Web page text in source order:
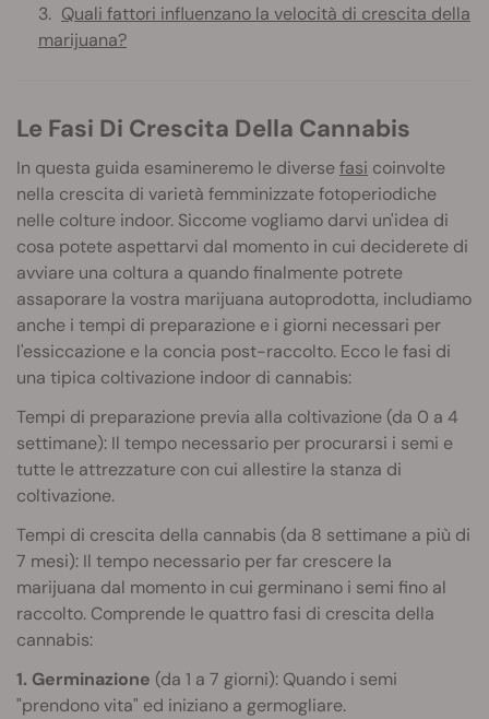
Quali fattori influenzano la velocità di crescita della
marijuana?
Le Fasi Di Crescita Della Cannabis
In questa guida esamineremo le diversefasi coinvolte
nella crescita di varietà femminizzate fotoperiodiche
nelle colture indoor. Siccome vogliamo darvi un'idea di
cosa potete aspettarvi dal momento in cui deciderete di
avviare una coltura a quando finalmente potrete
assaporare la vostra marijuana autoprodotta, includiamo
anche i tempi di preparazione e i giorni necessari per
l'essiccazione e la concia post-raccolto. Ecco le fasi di
una tipica coltivazione indoor di cannabis:
Tempi di preparazione previa alla coltivazione (da 0 a 4
settimane): Il tempo necessario per procurarsi i semi e
tutte le attrezzature con cui allestire la stanza di
coltivazione.
Tempi di crescita della cannabis (da 8 settimane a più di
7 mesi): Il tempo necessario per far crescere la
marijuana dal momento in cui germinano i semi fino al
raccolto. Comprende le quattro fasi di crescita della
cannabis:
1. Germinazione (da 1 a 7 giorni): Quando i semi
"prendono vita" ed iniziano a germogliare.